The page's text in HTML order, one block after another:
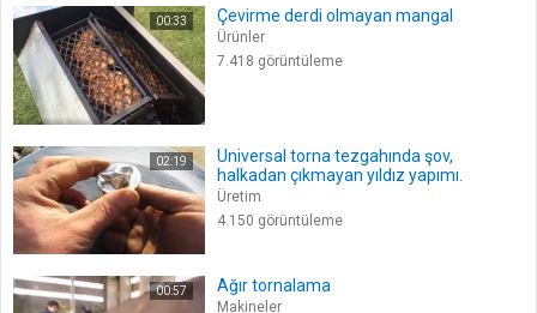
00:33 Çevirme derdi olmayan mangal
Ürünler
7.418 görüntüleme
02:19
Universal torna tezgahında şov,
halkadan çıkmayan yıldız yapımı.
Üretim
4.150 görüntüleme
00:57 Ağır tornalama
Makineler